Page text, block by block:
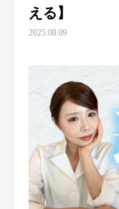
える】
2025.08.09
サロンについて
スタッフ紹介
メニュー案内
Youtube